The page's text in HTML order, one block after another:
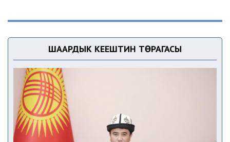
ШААРДЫК КЕҢЕШТИН ТӨРАГАСЫ